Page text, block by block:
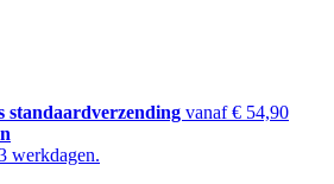
standaardverzending vanaf € 54,90
werkdagen.